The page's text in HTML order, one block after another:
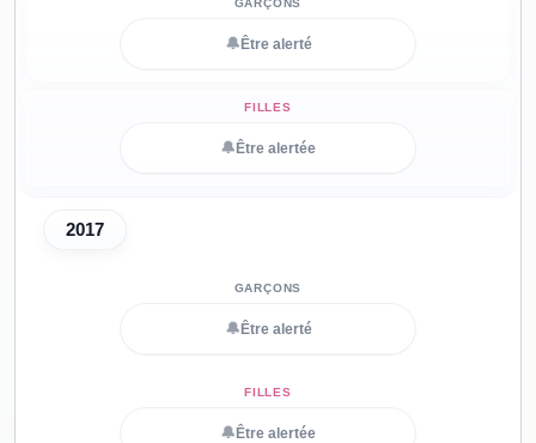
🔔 Être alerté
🔔 Être alertée
2017
🔔 Être alerté
🔔 Être alertée